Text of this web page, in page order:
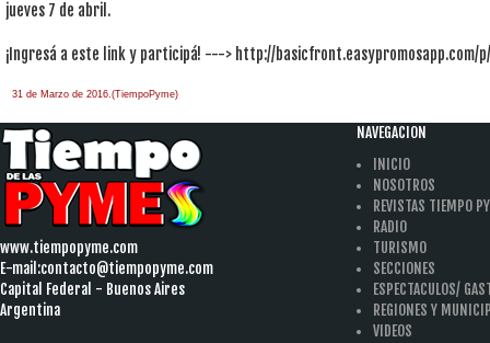
jueves 7 de abril.
¡Ingresá a este link y participá! ---> http://basicfront.easypromosapp.com/
31 de Marzo de 2016.(TiempoPyme)
www.tiempopyme.com
E-mail:contacto@tiempopyme.com
Capital Federal - Buenos Aires
Argentina
NAVEGACION
INICIO
NOSOTROS
REVISTAS TIEMPO
RADIO
TURISMO
SECCIONES
ESPECTACULOS/
REGIONES Y
VIDEOS